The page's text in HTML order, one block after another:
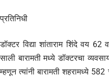
प्रतिनिधी
डॉक्टर विद्या शांताराम शिंदे वय 62
साली बारामती मध्ये डॉक्टरचा
म्हणून त्यांनी बारामती शहरामध्ये